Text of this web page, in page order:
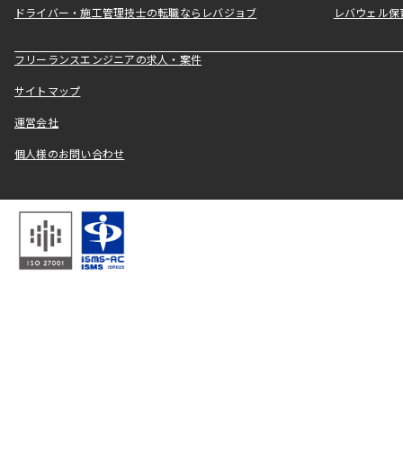
ドライバー・施工管理技士の転職ならレバジョブ レバウェル
フリーランスエンジニアの求人・案件
サイトマップ
運営会社
個人様のお問い合わせ